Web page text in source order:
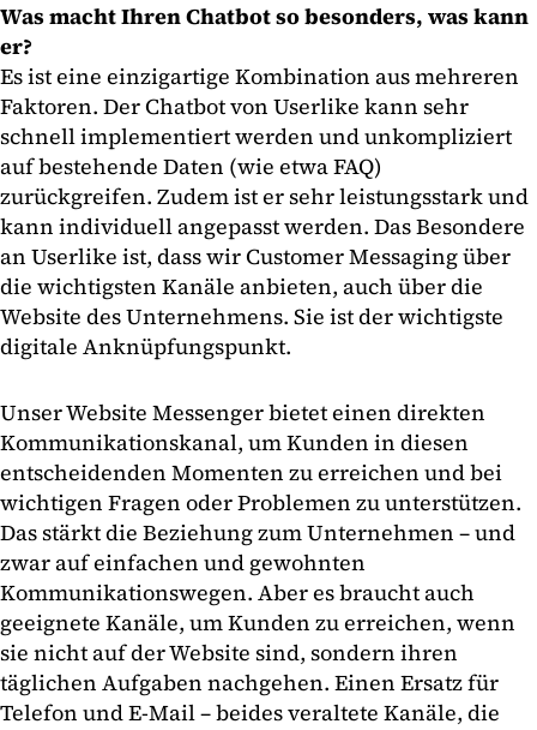
Was macht Ihren Chatbot so besonders, was kann
er?
Es ist eine einzigartige Kombination aus mehreren
Faktoren. Der Chatbot von Userlike kann sehr
schnell implementiert werden und unkompliziert
auf bestehende Daten (wie etwa FAQ)
zurückgreifen. Zudem ist er sehr leistungsstark und
kann individuell angepasst werden. Das Besondere
an Userlike ist, dass wir Customer Messaging über
die wichtigsten Kanäle anbieten, auch über die
Website des Unternehmens. Sie ist der wichtigste
digitale Anknüpfungspunkt.
Unser Website Messenger bietet einen direkten
Kommunikationskanal, um Kunden in diesen
entscheidenden Momenten zu erreichen und bei
wichtigen Fragen oder Problemen zu unterstützen.
Das stärkt die Beziehung zum Unternehmen – und
zwar auf einfachen und gewohnten
Kommunikationswegen. Aber es braucht auch
geeignete Kanäle, um Kunden zu erreichen, wenn
sie nicht auf der Website sind, sondern ihren
täglichen Aufgaben nachgehen. Einen Ersatz für
Telefon und E-Mail – beides veraltete Kanäle, die